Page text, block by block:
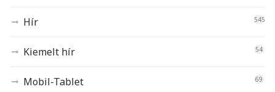
Hír 545
Kiemelt hír 54
Mobil-Tablet 69